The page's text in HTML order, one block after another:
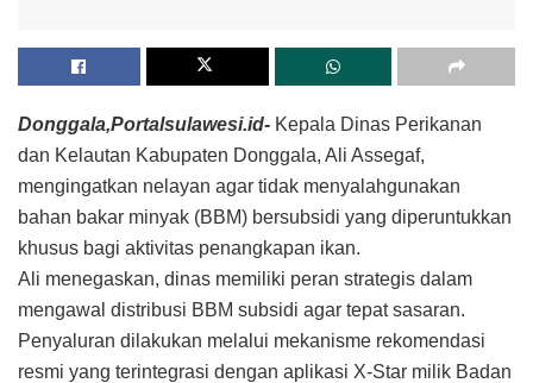
Donggala,Portalsulawesi.id- Kepala Dinas Perikanan
dan Kelautan Kabupaten Donggala, Ali Assegaf,
mengingatkan nelayan agar tidak menyalahgunakan
bahan bakar minyak (BBM) bersubsidi yang diperuntukkan
khusus bagi aktivitas penangkapan ikan.
Ali menegaskan, dinas memiliki peran strategis dalam
mengawal distribusi BBM subsidi agar tepat sasaran.
Penyaluran dilakukan melalui mekanisme rekomendasi
resmi yang terintegrasi dengan aplikasi X-Star milik Badan